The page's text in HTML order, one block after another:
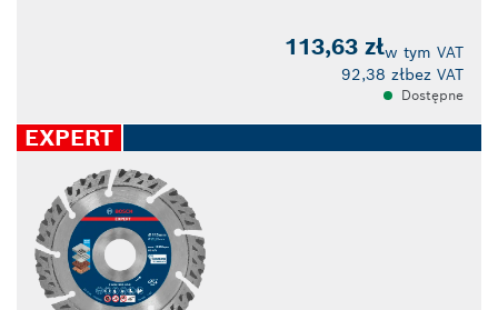
113,63 złw tym VAT
92,38 złbez VAT
Dostępne
EXPERT